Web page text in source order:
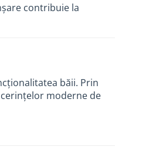
contribuie la
băii. Prin
moderne de